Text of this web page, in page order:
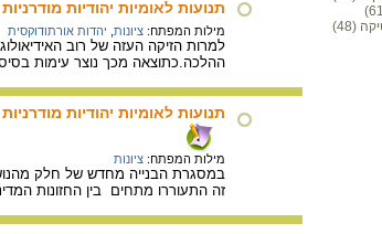
(48)
תנועות לאומיות יהודיות
מילות המפתח: ציונות יהדות אורתודוקסית
למרות הזיקה העזה של רוב
ההלכה.כתוצאה מכך נוצר עימות בסיסי
תנועות לאומיות יהודיות
מילות המפתח: ציונות
במסגרת הבנייה מחדש של חלק
זה התעוררו מתחים בין החזונות